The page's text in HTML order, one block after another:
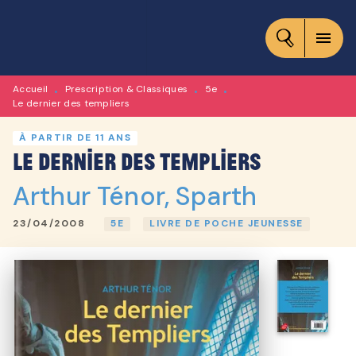
CONTENU
menu
Accueil • Prescription & Classiques • 5e •
Le dernier des templiers
À PARTIR DE 11 ANS
Le dernier des templiers
Arthur Ténor, Sparth
23/04/2008 5E LIVRE DE POCHE JEUNESSE